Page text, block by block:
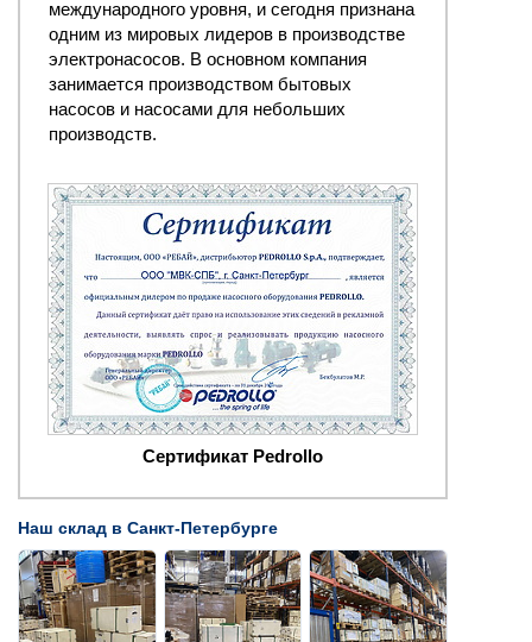
международного уровня, и сегодня признана
одним из мировых лидеров в производстве
электронасосов. В основном компания
занимается производством бытовых
насосов и насосами для небольших
производств.
Сертификат Pedrollo
Наш склад в Санкт-Петербурге